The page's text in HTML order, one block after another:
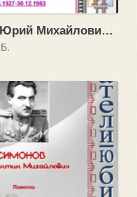
Дружков Юрий Михайлович (18.04.1927 - 30.12.1983)